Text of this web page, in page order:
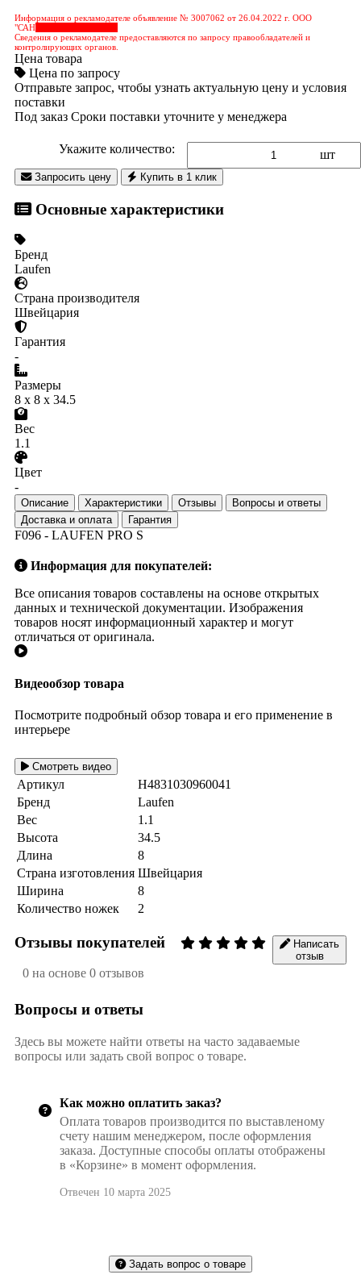
Информация о рекламодателе объявление № 3007062 от 26.04.2022 г. ООО
"САН
Сведения о рекламодателе предоставляются по запросу правообладателей и
контролирующих органов.
Цена товара
Цена по запросу
Отправьте запрос, чтобы узнать актуальную цену и условия
поставки
Под заказ Сроки поставки уточните у менеджера
Укажите количество: шт
Запросить цену Купить в 1 клик
Основные характеристики
Бренд
Laufen
Страна производителя
Швейцария
Гарантия
-
Размеры
8 x 8 x 34.5
Вес
1.1
Цвет
-
Описание Характеристики Отзывы
Вопросы и ответы
Доставка и оплата
Гарантия
F096 - LAUFEN PRO S
Информация для покупателей:
Все описания товаров составлены на основе открытых
данных и технической документации. Изображения
товаров носят информационный характер и могут
отличаться от оригинала.
Видеообзор товара
Посмотрите подробный обзор товара и его применение в
интерьере
Смотреть видео
Артикул
H4831030960041
Бренд
Laufen
Вес
1.1
Высота
34.5
Длина
8
Страна изготовления Швейцария
Ширина
8
Количество ножек
2
Отзывы покупателей
0 на основе 0 отзывов
Написать
отзыв
Вопросы и ответы
Здесь вы можете найти ответы на часто задаваемые
вопросы или задать свой вопрос о товаре.
Как можно оплатить заказ?
Оплата товаров производится по выставленому
счету нашим менеджером, после оформления
заказа. Доступные способы оплаты отображены
в «Корзине» в момент оформления.
Отвечен 10 марта 2025
Задать вопрос о товаре